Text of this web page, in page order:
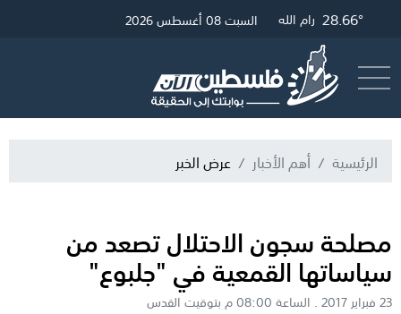
31.83° غزة 28.9° القدس28.66° رام الله السبت 08 أغسطس 2026
الرئيسية أهم الأخبار عرض الخبر
مصلحة سجون الاحتلال تصعد من
سياساتها القمعية في "جلبوع"
23 فبراير 2017 . الساعة 08:00 م بتوقيت القدس